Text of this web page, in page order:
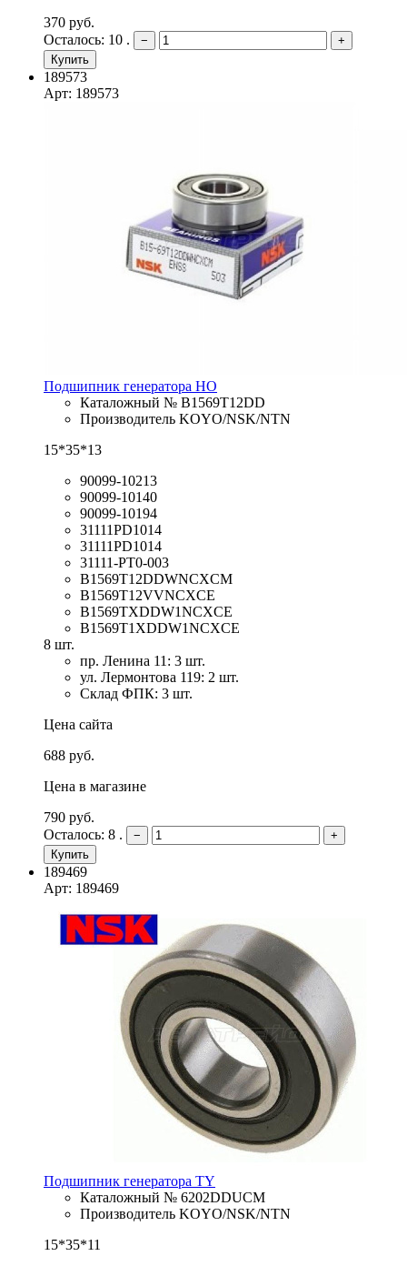
370 руб.
Осталось: 10 .
−
+
Купить
189573
Арт: 189573
Подшипник генератора HO
Каталожный № B1569T12DD
Производитель KOYO/NSK/NTN
15*35*13
90099-10213
90099-10140
90099-10194
31111PD1014
31111PD1014
31111-PT0-003
B1569T12DDWNCXCM
B1569T12VVNCXCE
B1569TXDDW1NCXCE
B1569T1XDDW1NCXCE
8 шт.
пр. Ленина 11: 3 шт.
ул. Лермонтова 119: 2 шт.
Склад ФПК: 3 шт.
Цена сайта
688 руб.
Цена в магазине
790 руб.
Осталось: 8 .
−
+
Купить
189469
Арт: 189469
Подшипник генератора TY
Каталожный № 6202DDUCM
Производитель KOYO/NSK/NTN
15*35*11